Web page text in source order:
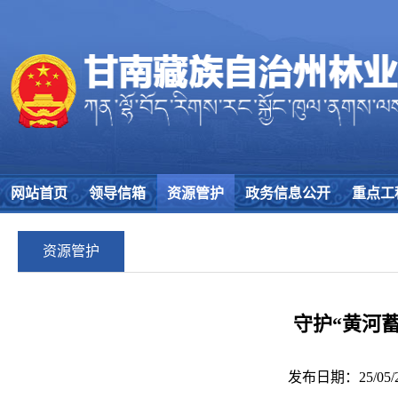
网站首页 领导信箱 资源管护 政务信息公开 重点工
资源管护
守护“黄河
发布日期：25/05/